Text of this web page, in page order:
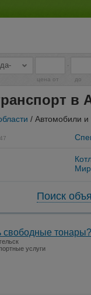
-
цена от до
в
/ Автомобили и
47
Поиск
свободные
услуги